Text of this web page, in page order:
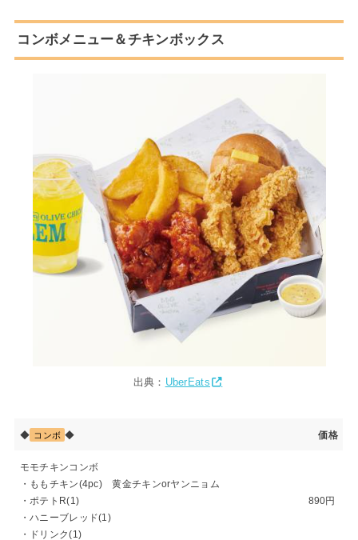
コンボメニュー＆チキンボックス
出典： UberEats
◆ コンボ ◆ 価格
モモチキンコンボ
・ももチキン(4pc) 黄金チキンorヤンニョム
・ポテトR(1)
・ハニーブレッド(1)
・ドリンク(1)
890円